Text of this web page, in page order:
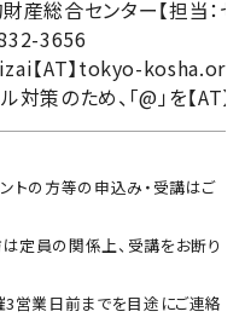
産総合センター【担当：セ
3656
【AT】tokyo-
策のため、「@」を【AT】
トの方等の申込み・受講はご
定員の関係上、受講をお断り
3営業日前までを目途にご連絡